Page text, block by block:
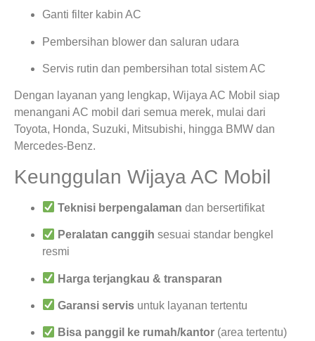
Ganti filter kabin AC
Pembersihan blower dan saluran udara
Servis rutin dan pembersihan total sistem AC
Dengan layanan yang lengkap, Wijaya AC Mobil siap
menangani AC mobil dari semua merek, mulai dari
Toyota, Honda, Suzuki, Mitsubishi, hingga BMW dan
Mercedes-Benz.
Keunggulan Wijaya AC Mobil
Teknisi berpengalaman dan bersertifikat
Peralatan canggih sesuai standar bengkel
resmi
Harga terjangkau & transparan
Garansi servis untuk layanan tertentu
Bisa panggil ke rumah/kantor (area tertentu)